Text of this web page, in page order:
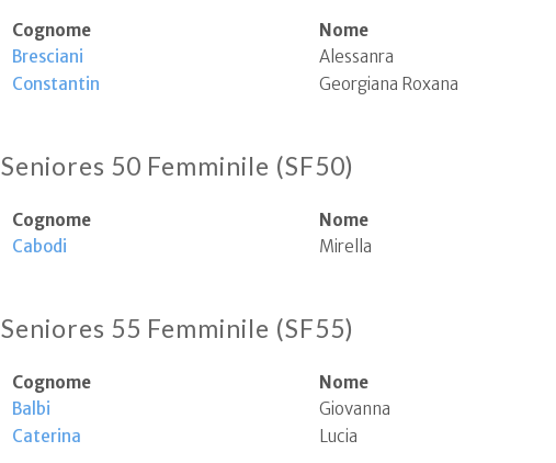
Cognome Nome
Bresciani
Alessanra
Constantin
Georgiana Roxana
Seniores 50 Femminile (SF50)
Cognome Nome
Cabodi
Mirella
Seniores 55 Femminile (SF55)
Cognome Nome
Balbi
Giovanna
Caterina
Lucia